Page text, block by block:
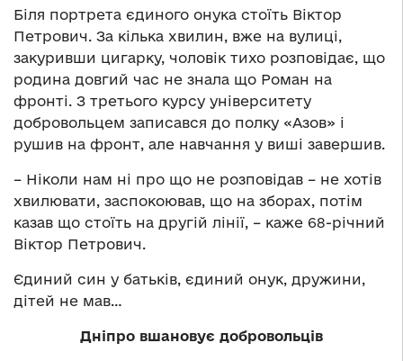
Біля портрета єдиного онука стоїть Віктор
Петрович. За кілька хвилин, вже на вулиці,
закуривши цигарку, чоловік тихо розповідає, що
родина довгий час не знала що Роман на
фронті. З третього курсу університету
добровольцем записався до полку «Азов» і
рушив на фронт, але навчання у виші завершив.
– Ніколи нам ні про що не розповідав – не хотів
хвилювати, заспокоював, що на зборах, потім
казав що стоїть на другій лінії, – каже 68-річний
Віктор Петрович.
Єдиний син у батьків, єдиний онук, дружини,
дітей не мав…
Дніпро вшановує добровольців